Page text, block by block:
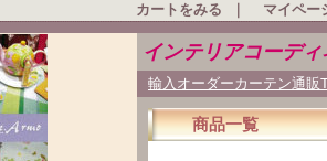
カートをみる マイペー
インテリアコーデ
輸入オーダーカーテン通販
商品一覧